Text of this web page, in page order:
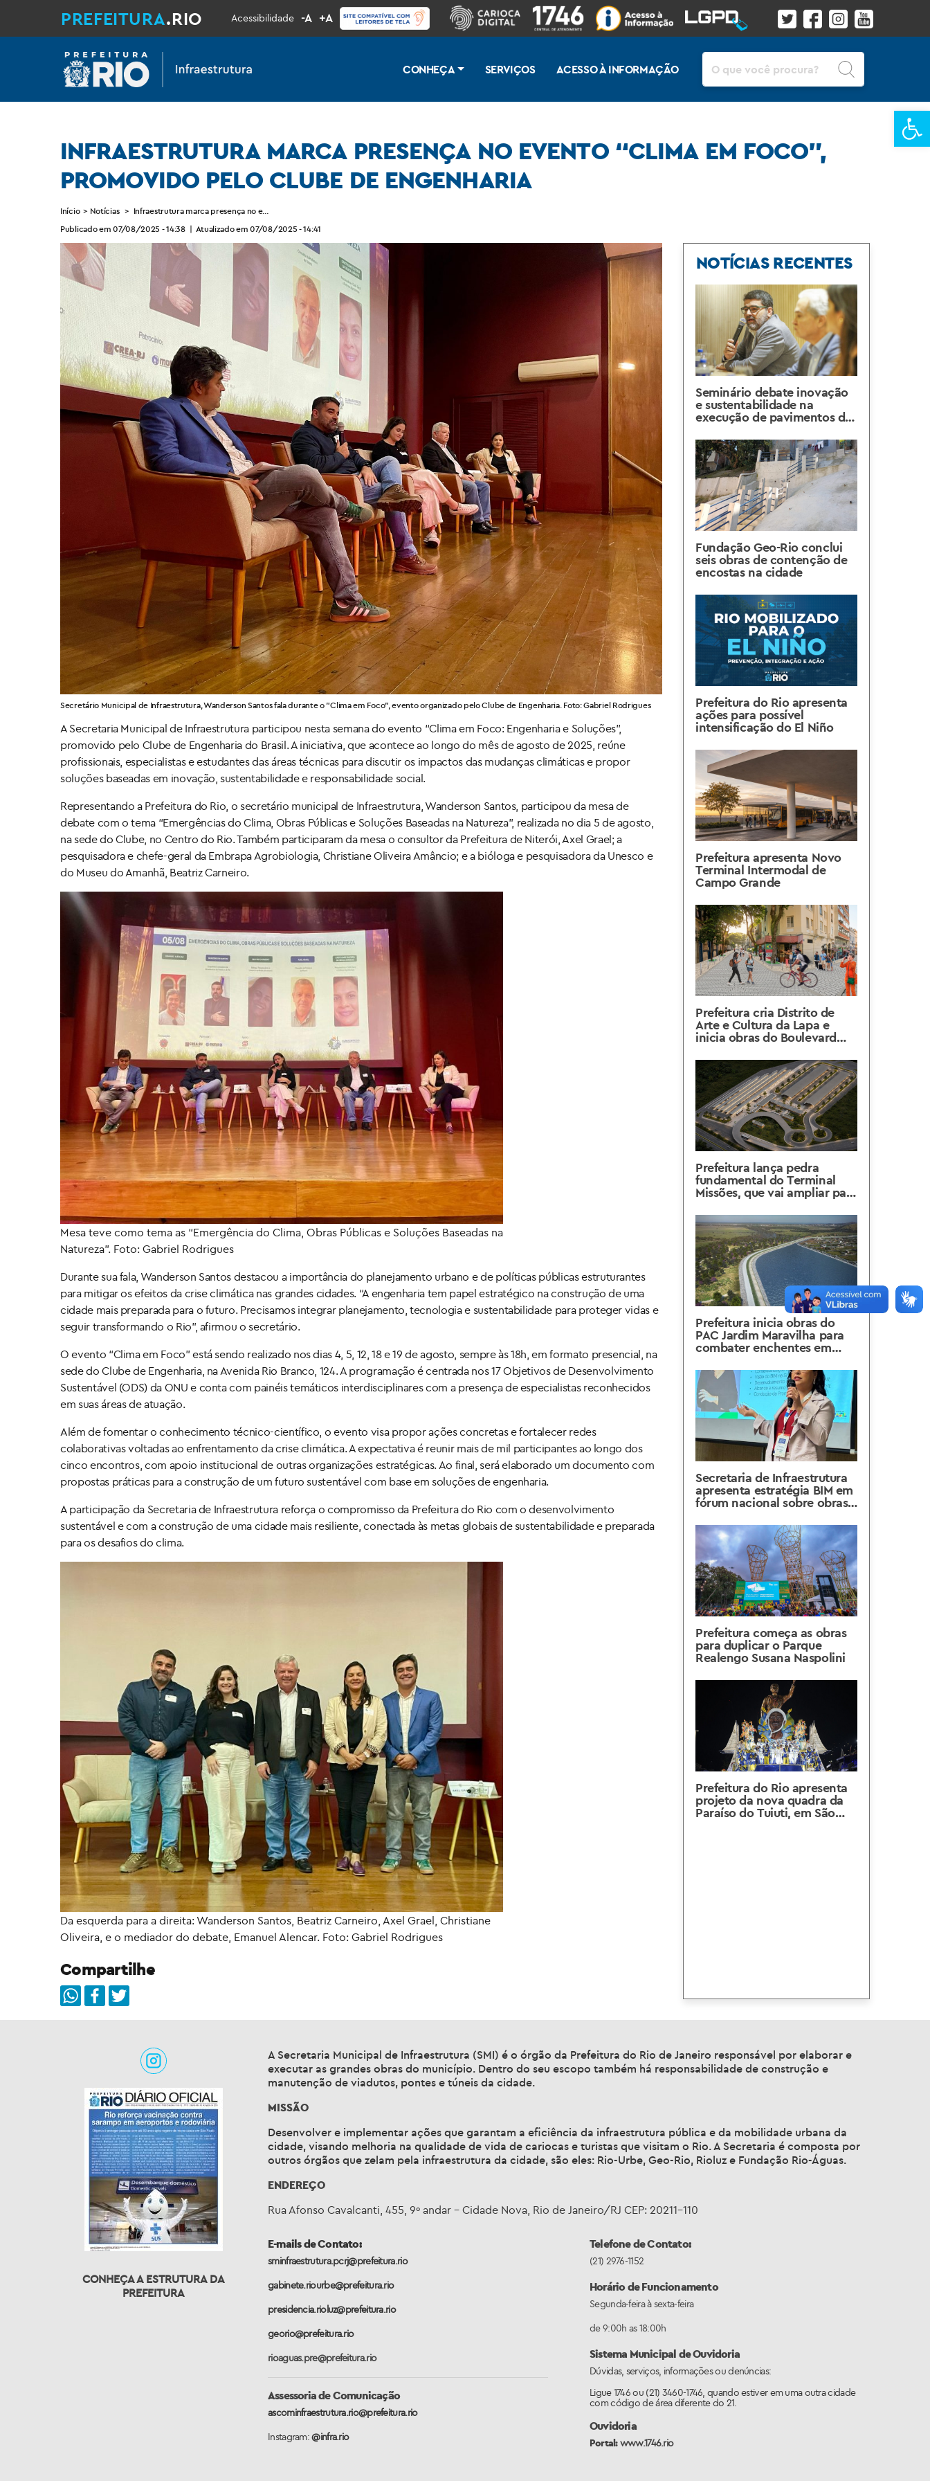
PREFEITURA.RIO Acessibilidade -A +A
CONHEÇA SERVIÇOS ACESSO À INFORMAÇÃO
INFRAESTRUTURA MARCA PRESENÇA NO EVENTO “CLIMA EM FOCO”,
PROMOVIDO PELO CLUBE DE ENGENHARIA
Início > Notícias > Infraestrutura marca presença no evento “Clima em Foco”, promovido pelo Clube de Engenharia
Publicado em 07/08/2025 - 14:38 | Atualizado em 07/08/2025 - 14:41
Secretário Municipal de Infraestrutura, Wanderson Santos fala durante o "Clima em Foco", evento organizado pelo Clube de Engenharia. Foto: Gabriel Rodrigues
A Secretaria Municipal de Infraestrutura participou nesta semana do evento “Clima em Foco: Engenharia e Soluções”,
promovido pelo Clube de Engenharia do Brasil. A iniciativa, que acontece ao longo do mês de agosto de 2025, reúne
profissionais, especialistas e estudantes das áreas técnicas para discutir os impactos das mudanças climáticas e propor
soluções baseadas em inovação, sustentabilidade e responsabilidade social.
Representando a Prefeitura do Rio, o secretário municipal de Infraestrutura, Wanderson Santos, participou da mesa de
debate com o tema “Emergências do Clima, Obras Públicas e Soluções Baseadas na Natureza”, realizada no dia 5 de agosto,
na sede do Clube, no Centro do Rio. Também participaram da mesa o consultor da Prefeitura de Niterói, Axel Grael; a
pesquisadora e chefe-geral da Embrapa Agrobiologia, Christiane Oliveira Amâncio; e a bióloga e pesquisadora da Unesco e
do Museu do Amanhã, Beatriz Carneiro.
Mesa teve como tema as “Emergência do Clima, Obras Públicas e Soluções Baseadas na
Natureza”. Foto: Gabriel Rodrigues
Durante sua fala, Wanderson Santos destacou a importância do planejamento urbano e de políticas públicas estruturantes
para mitigar os efeitos da crise climática nas grandes cidades. “A engenharia tem papel estratégico na construção de uma
cidade mais preparada para o futuro. Precisamos integrar planejamento, tecnologia e sustentabilidade para proteger vidas e
seguir transformando o Rio”, afirmou o secretário.
O evento “Clima em Foco” está sendo realizado nos dias 4, 5, 12, 18 e 19 de agosto, sempre às 18h, em formato presencial, na
sede do Clube de Engenharia, na Avenida Rio Branco, 124. A programação é centrada nos 17 Objetivos de Desenvolvimento
Sustentável (ODS) da ONU e conta com painéis temáticos interdisciplinares com a presença de especialistas reconhecidos
em suas áreas de atuação.
Além de fomentar o conhecimento técnico-científico, o evento visa propor ações concretas e fortalecer redes
colaborativas voltadas ao enfrentamento da crise climática. A expectativa é reunir mais de mil participantes ao longo dos
cinco encontros, com apoio institucional de outras organizações estratégicas. Ao final, será elaborado um documento com
propostas práticas para a construção de um futuro sustentável com base em soluções de engenharia.
A participação da Secretaria de Infraestrutura reforça o compromisso da Prefeitura do Rio com o desenvolvimento
sustentável e com a construção de uma cidade mais resiliente, conectada às metas globais de sustentabilidade e preparada
para os desafios do clima.
Da esquerda para a direita: Wanderson Santos, Beatriz Carneiro, Axel Grael, Christiane
Oliveira, e o mediador do debate, Emanuel Alencar. Foto: Gabriel Rodrigues
Compartilhe
NOTÍCIAS RECENTES
Seminário debate inovação
e sustentabilidade na
execução de pavimentos de
Fundação Geo-Rio conclui
seis obras de contenção de
encostas na cidade
Prefeitura do Rio apresenta
ações para possível
intensificação do El Niño
Prefeitura apresenta Novo
Terminal Intermodal de
Campo Grande
Prefeitura cria Distrito de
Arte e Cultura da Lapa e
inicia obras do Boulevard
região
Prefeitura lança pedra
fundamental do Terminal
Missões, que vai ampliar para
Metropolitano
Prefeitura inicia obras do
PAC Jardim Maravilha para
combater enchentes em
Secretaria de Infraestrutura
apresenta estratégia BIM em
fórum nacional sobre obras
Prefeitura começa as obras
para duplicar o Parque
Realengo Susana Naspolini
Prefeitura do Rio apresenta
projeto da nova quadra da
Paraíso do Tuiuti, em São
CONHEÇA A ESTRUTURA DA
PREFEITURA
A Secretaria Municipal de Infraestrutura (SMI) é o órgão da Prefeitura do Rio de Janeiro responsável por elaborar e
executar as grandes obras do município. Dentro do seu escopo também há responsabilidade de construção e
manutenção de viadutos, pontes e túneis da cidade.
MISSÃO
Desenvolver e implementar ações que garantam a eficiência da infraestrutura pública e da mobilidade urbana da
cidade, visando melhoria na qualidade de vida de cariocas e turistas que visitam o Rio. A Secretaria é composta por
outros órgãos que zelam pela infraestrutura da cidade, são eles: Rio-Urbe, Geo-Rio, Rioluz e Fundação Rio-Águas.
ENDEREÇO
Rua Afonso Cavalcanti, 455, 9º andar – Cidade Nova, Rio de Janeiro/RJ CEP: 20211-110
E-mails de Contato:
sminfraestrutura.pcrj@prefeitura.rio
gabinete.riourbe@prefeitura.rio
presidencia.rioluz@prefeitura.rio
georio@prefeitura.rio
rioaguas.pre@prefeitura.rio
Assessoria de Comunicação
ascominfraestrutura.rio@prefeitura.rio
Instagram:@infra.rio
Telefone de Contato:
(21) 2976-1152
Horário de Funcionamento
Segunda-feira à sexta-feira
de 9:00h as 18:00h
Sistema Municipal de Ouvidoria
Dúvidas, serviços, informações ou denúncias:
Ligue 1746 ou (21) 3460-1746, quando estiver em uma outra cidade
com código de área diferente do 21.
Ouvidoria
Portal:www.1746.rio